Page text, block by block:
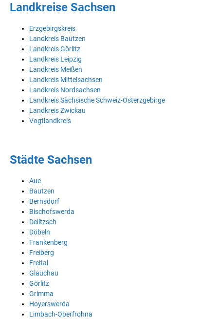
Landkreise Sachsen
Erzgebirgskreis
Landkreis Bautzen
Landkreis Görlitz
Landkreis Leipzig
Landkreis Meißen
Landkreis Mittelsachsen
Landkreis Nordsachsen
Landkreis Sächsische Schweiz-Osterzgebirge
Landkreis Zwickau
Vogtlandkreis
Städte Sachsen
Aue
Bautzen
Bernsdorf
Bischofswerda
Delitzsch
Döbeln
Frankenberg
Freiberg
Freital
Glauchau
Görlitz
Grimma
Hoyerswerda
Limbach-Oberfrohna